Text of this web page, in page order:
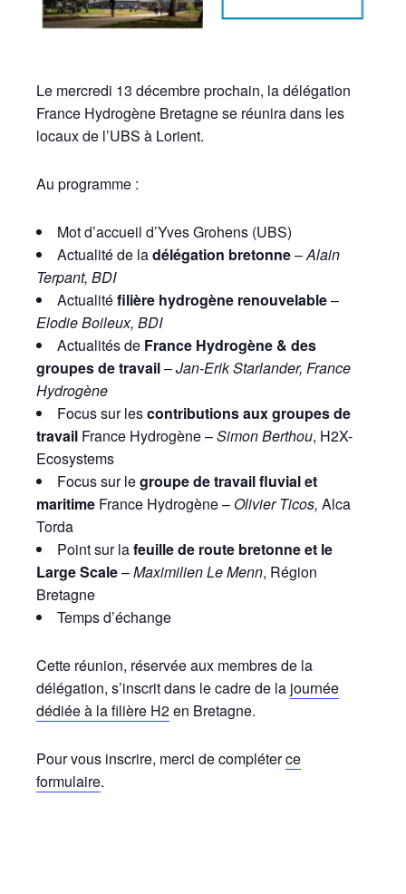
Le mercredi 13 décembre prochain, la délégation
France Hydrogène Bretagne se réunira dans les
locaux de l’UBS à Lorient.
Au programme :
Mot d’accueil d’Yves Grohens (UBS)
Actualité de ladélégation bretonne–Alain
Terpant, BDI
Actualitéfilière hydrogène renouvelable–
Elodie Boileux, BDI
Actualités de France Hydrogène & des
groupes de travail–Jan-Erik Starlander, France
Hydrogène
Focus sur lescontributions aux groupes de
travail France Hydrogène –Simon Berthou, H2X-
Ecosystems
Focus sur legroupe de travail fluvial et
maritime France Hydrogène – Olivier Ticos, Alca
Torda
Point sur lafeuille de route bretonne et le
Large Scale–Maximilien Le Menn, Région
Bretagne
Temps d’échange
Cette réunion, réservée aux membres de la
délégation, s’inscrit dans le cadre de la journée
dédiée à la filière H2en Bretagne.
Pour vous inscrire, merci de compléterce
formulaire.